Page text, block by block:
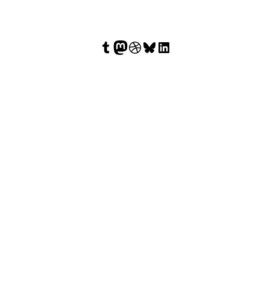
Tumblr Mastodon Dribbble Bluesky LinkedIn